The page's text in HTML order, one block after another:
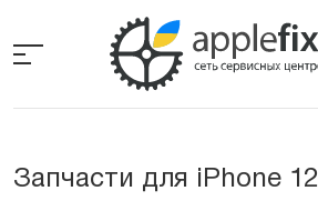
the
Запчасти для iPhone 12